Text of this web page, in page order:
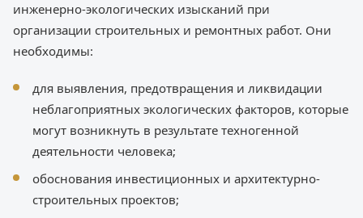
инженерно-экологических изысканий при
организации строительных и ремонтных работ. Они
необходимы:
для выявления, предотвращения и ликвидации
неблагоприятных экологических факторов, которые
могут возникнуть в результате техногенной
деятельности человека;
обоснования инвестиционных и архитектурно-
строительных проектов;